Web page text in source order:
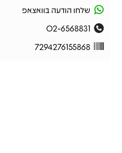
שלחו הודעה בוואצאפ
02-6568831
7294276155868